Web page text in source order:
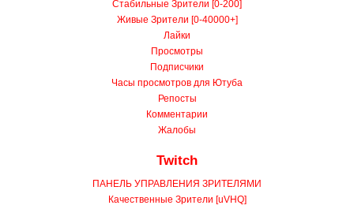
Стабильные Зрители [0-200]
Живые Зрители [0-40000+]
Лайки
Просмотры
Подписчики
Часы просмотров для Ютуба
Репосты
Комментарии
ПАНЕЛЬ УПРАВЛЕНИЯ ЗРИТЕЛЯМИ